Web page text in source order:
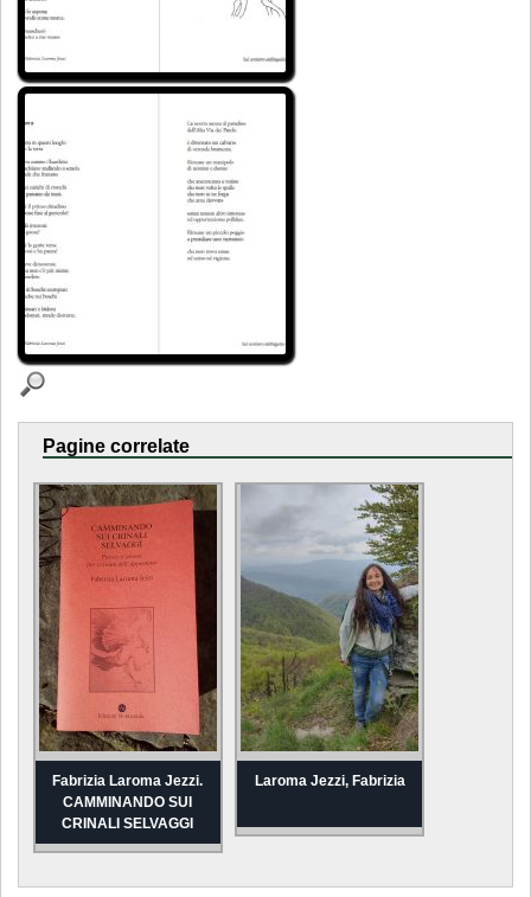
Pagine correlate
Fabrizia Laroma Jezzi.
CAMMINANDO SUI
CRINALI SELVAGGI
Laroma Jezzi, Fabrizia